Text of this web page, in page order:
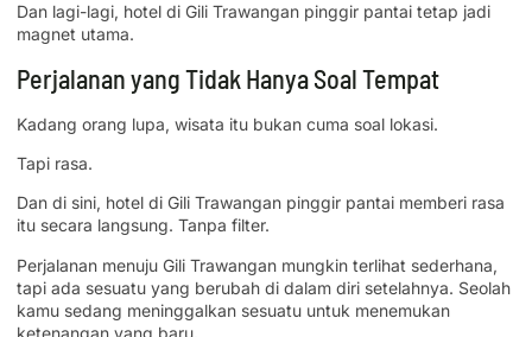
Dan lagi-lagi, hotel di Gili Trawangan pinggir pantai tetap jadi
magnet utama.
Perjalanan yang Tidak Hanya Soal Tempat
Kadang orang lupa, wisata itu bukan cuma soal lokasi.
Tapi rasa.
Dan di sini, hotel di Gili Trawangan pinggir pantai memberi rasa
itu secara langsung. Tanpa filter.
Perjalanan menuju Gili Trawangan mungkin terlihat sederhana,
tapi ada sesuatu yang berubah di dalam diri setelahnya. Seolah
kamu sedang meninggalkan sesuatu untuk menemukan
ketenangan yang baru.